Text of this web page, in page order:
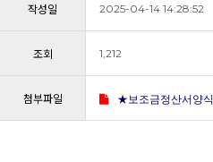
작성일 2025-04-14 14:28:52
조회 1,212
첨부파일 ★보조금정산서양